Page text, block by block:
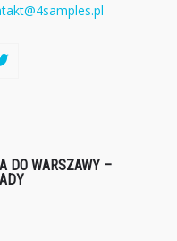
DO WARSZAWY –